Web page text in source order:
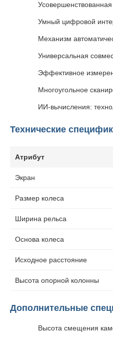
Умный цифровой
Механизм
Универсальная
Эффективное
Многоугольное
ИИ-вычисления:
Технические
Атрибут
Экран
Размер колеса
Ширина рельса
Основа колеса
Исходное расстояние
Высота опорной колонны
Дополнительные
Высота смещения